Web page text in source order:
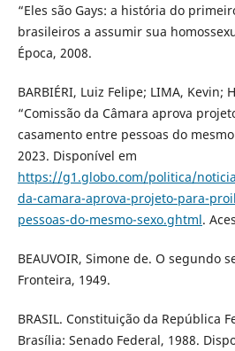
“Eles são Gays: a história do
brasileiros a assumir sua
Época, 2008.
BARBIÉRI, Luiz Felipe; LIMA, Kevin;
“Comissão da Câmara aprova
casamento entre pessoas do
2023. Disponível em
https://g1.globo.com/politica/
da-camara-aprova-projeto-para-
pessoas-do-mesmo-sexo.ghtml.
BEAUVOIR, Simone de. O segundo
Fronteira, 1949.
BRASIL. Constituição da República
Brasília: Senado Federal, 1988.